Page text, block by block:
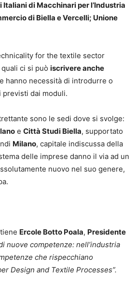
di Macchinari per l’Industria
di Biella e Vercelli; Unione
for the textile sector
ci si può iscrivere anche
hanno necessità di introdurre o
dai moduli.
sono le sedi dove si svolge:
e Città Studi Biella, supportato
Milano, capitale indiscussa della
delle imprese danno il via ad un
nuovo nel suo genere,
Ercole Botto Poala, Presidente
nuove competenze: nell’industria
che rispecchiano
Design and Textile Processes”.